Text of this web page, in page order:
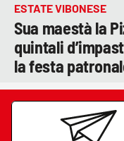
ESTATE VIBONESE
Sua maestà la
quintali
la festa